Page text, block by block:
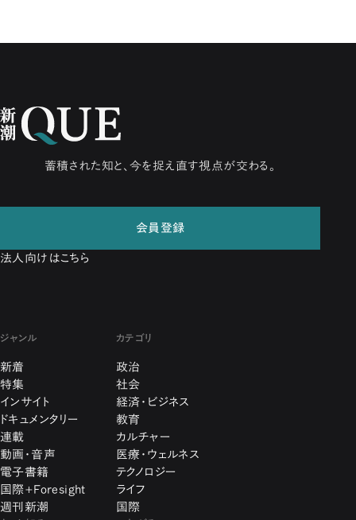
蓄積された知と、今を捉え直す視点が交わる。
会員登録
法人向けはこちら
ジャンル
新着
特集
インサイト
ドキュメンタリー
連載
動画・音声
電子書籍
国際+Foresight
週刊新潮
カテゴリ
政治
社会
経済・ビジネス
教育
カルチャー
医療・ウェルネス
テクノロジー
ライフ
国際